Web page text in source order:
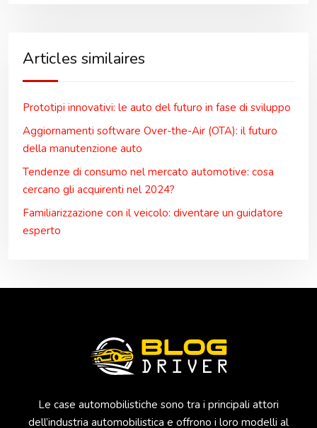
Articles similaires
Prototipi innovativi: le auto del futuro in fase di sviluppo
Aggiornamenti software Over-the-Air (OTA): il futuro
della manutenzione auto
Tendenze di consumo nel mercato automotive: cosa
cercano gli acquirenti nel 2024?
Familiarizzazione con il veicolo: diventare un guidatore
esperto
Le case automobilistiche sono tra i principali attori
dell’industria automobilistica e offrono i loro modelli al